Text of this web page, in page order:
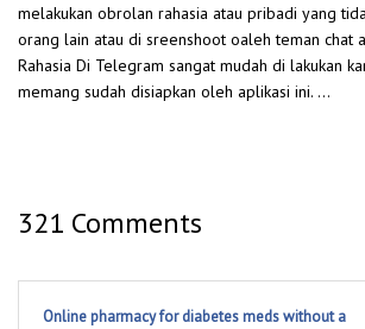
melakukan obrolan rahasia atau pribadi yang
orang lain atau di sreenshoot oaleh teman chat
Rahasia Di Telegram sangat mudah di lakukan
memang sudah disiapkan oleh aplikasi ini. …
321 Comments
Online pharmacy for diabetes meds without a